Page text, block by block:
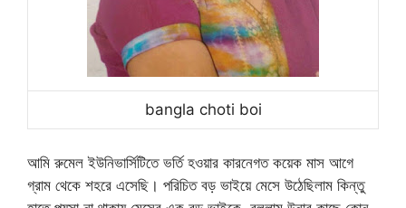
bangla choti boi
আমি রুমেল ইউনিভার্সিটিতে ভর্তি হওয়ার কারনেগত কয়েক মাস আগে
গ্রাম থেকে শহরে এসেছি। পরিচিত বড় ভাইয়ে মেসে উঠেছিলাম কিন্তু